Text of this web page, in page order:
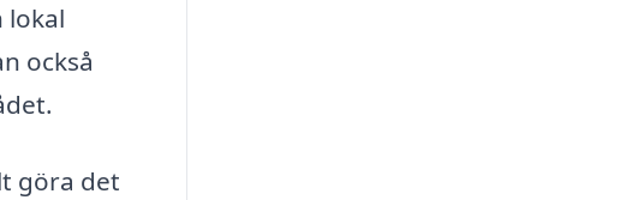
lokal
också
göra det